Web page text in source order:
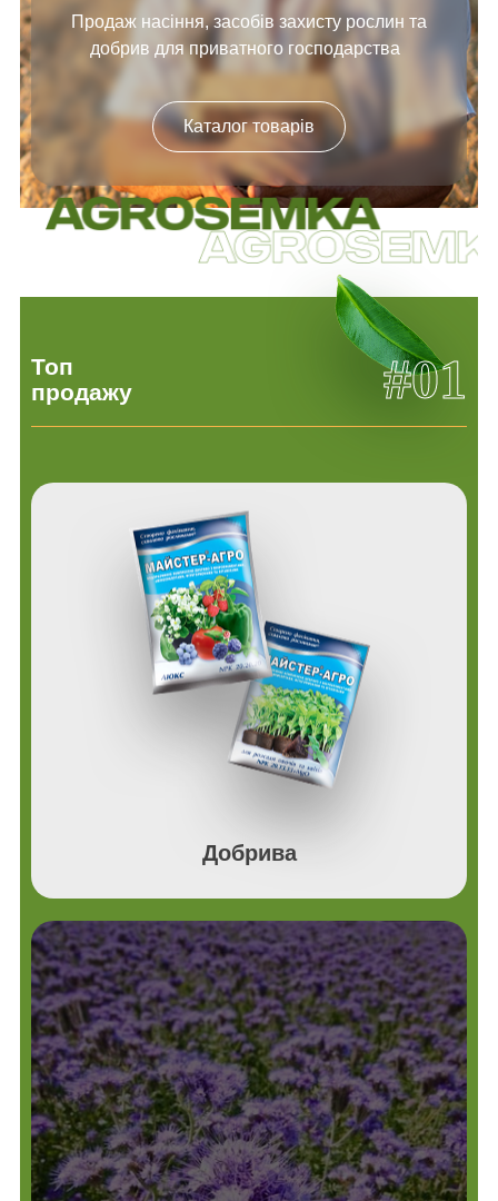
Продаж насіння, засобів захисту рослин та
добрив для приватного господарства
Каталог товарів
Топ
продажу
#01
Добрива